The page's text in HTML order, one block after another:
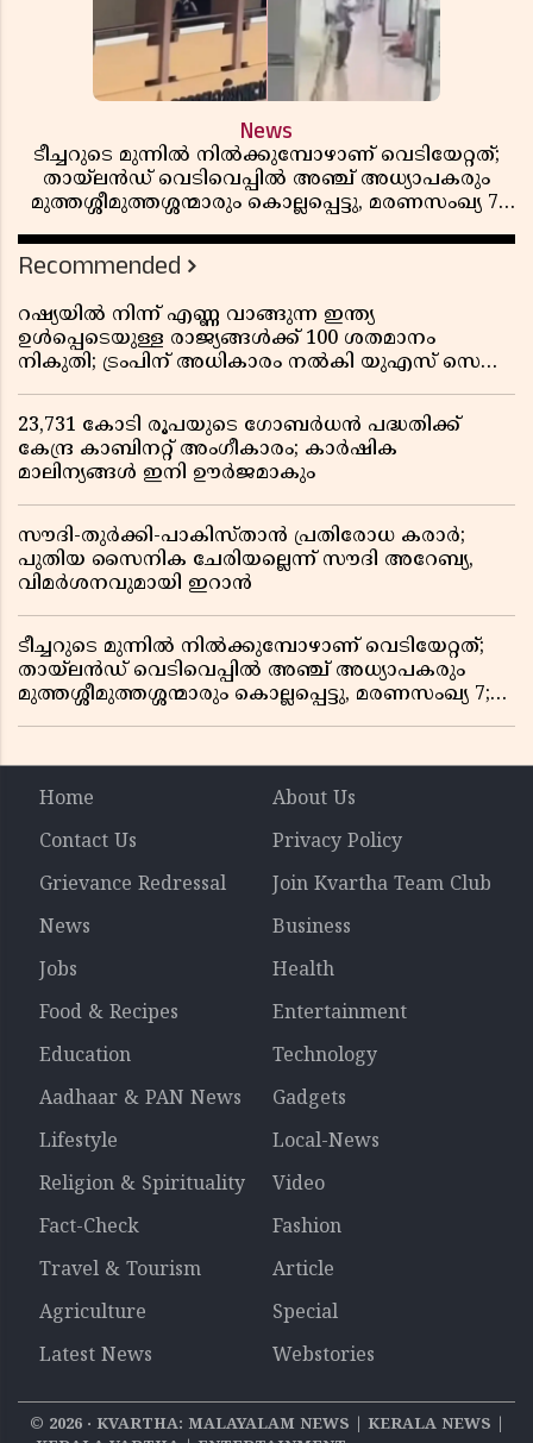
News
ടീച്ചറുടെ മുന്നിൽ നിൽക്കുമ്പോഴാണ് വെടിയേറ്റത്;
തായ്‌ലൻഡ് വെടിവെപ്പിൽ അഞ്ച് അധ്യാപകരും
മുത്തശ്ശീമുത്തശ്ശന്മാരും കൊല്ലപ്പെട്ടു, മരണസംഖ്യ 7;
Recommended
റഷ്യയിൽ നിന്ന് എണ്ണ വാങ്ങുന്ന ഇന്ത്യ
ഉൾപ്പെടെയുള്ള രാജ്യങ്ങൾക്ക് 100 ശതമാനം
നികുതി; ട്രംപിന് അധികാരം നൽകി യുഎസ് സെനറ്റ്
23,731 കോടി രൂപയുടെ ഗോബർധൻ പദ്ധതിക്ക്
കേന്ദ്ര കാബിനറ്റ് അംഗീകാരം; കാർഷിക
മാലിന്യങ്ങൾ ഇനി ഊർജമാകും
സൗദി-തുർക്കി-പാകിസ്താൻ പ്രതിരോധ കരാർ;
പുതിയ സൈനിക ചേരിയല്ലെന്ന് സൗദി അറേബ്യ,
വിമർശനവുമായി ഇറാൻ
ടീച്ചറുടെ മുന്നിൽ നിൽക്കുമ്പോഴാണ് വെടിയേറ്റത്;
തായ്‌ലൻഡ് വെടിവെപ്പിൽ അഞ്ച് അധ്യാപകരും
മുത്തശ്ശീമുത്തശ്ശന്മാരും കൊല്ലപ്പെട്ടു, മരണസംഖ്യ 7;
Home
About Us
Contact Us
Privacy Policy
Grievance Redressal
Join Kvartha Team Club
News
Business
Jobs
Health
Food & Recipes
Entertainment
Education
Technology
Aadhaar & PAN News
Gadgets
Lifestyle
Local-News
Religion & Spirituality
Video
Fact-Check
Fashion
Travel & Tourism
Article
Agriculture
Special
Latest News
Webstories
© 2026‧ KVARTHA: MALAYALAM NEWS | KERALA NEWS |